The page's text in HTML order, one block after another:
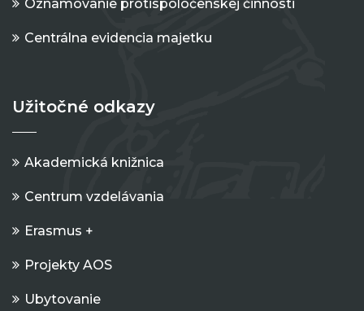
Oznamovanie protispoločenskej činnosti
Centrálna evidencia majetku
Užitočné odkazy
Akademická knižnica
Centrum vzdelávania
Erasmus +
Projekty AOS
Ubytovanie